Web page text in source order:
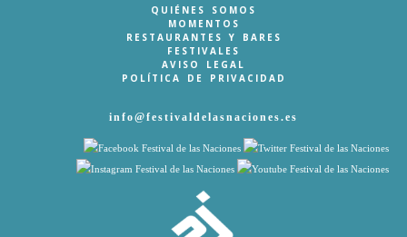
QUIÉNES SOMOS
MOMENTOS
RESTAURANTES Y BARES
FESTIVALES
AVISO LEGAL
POLÍTICA DE PRIVACIDAD
info@festivaldelasnaciones.es